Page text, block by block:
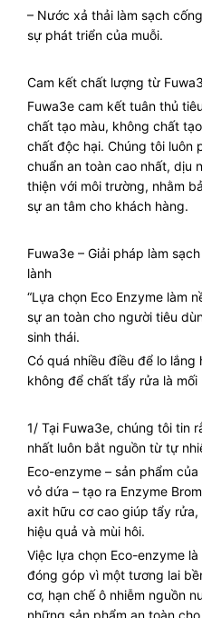
– Nước xả thải làm sạch
sự phát triển của muỗi.
Cam kết chất lượng từ
Fuwa3e cam kết tuân thủ
chất tạo màu, không chất
chất độc hại. Chúng tôi luôn
chuẩn an toàn cao nhất, dịu
thiện với môi trường, nhằm
sự an tâm cho khách hàng.
Fuwa3e – Giải pháp làm
lành
“Lựa chọn Eco Enzyme làm
sự an toàn cho người tiêu
sinh thái.
Có quá nhiều điều để lo
không để chất tẩy rửa là mối
1/ Tại Fuwa3e, chúng tôi tin
nhất luôn bắt nguồn từ tự
Eco-enzyme – sản phẩm
vỏ dứa – tạo ra Enzyme
axit hữu cơ cao giúp tẩy
hiệu quả và mùi hôi.
Việc lựa chọn Eco-enzyme
đóng góp vì một tương lai
cơ, hạn chế ô nhiễm nguồn
những sản phẩm an toàn